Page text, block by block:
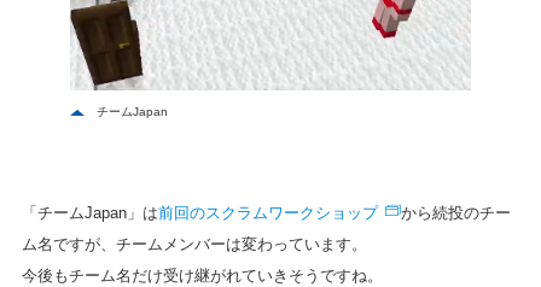
チームJapan
「チームJapan」は前回のスクラムワークショップ
から続投のチー
ム名ですが、チームメンバーは変わっています。
今後もチーム名だけ受け継がれていきそうですね。